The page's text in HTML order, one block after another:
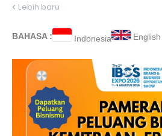
Lebih baru
BAHASA : Indonesia English